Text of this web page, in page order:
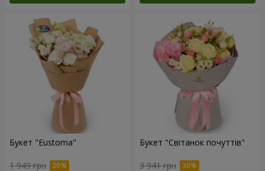
Букет "Eustoma"
1 949 грн
Букет "Світанок почуттів"
3 941 грн